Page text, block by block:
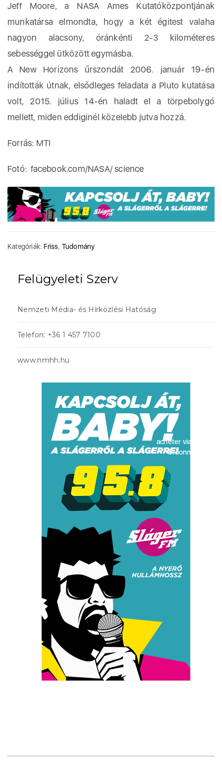
Jeff Moore, a NASA Ames Kutatóközpontjának
munkatársa elmondta, hogy a két égitest valaha
nagyon alacsony, óránkénti 2-3 kilométeres
sebességgel ütközött egymásba.
A New Horizons űrszondát 2006. január 19-én
indították útnak, elsődleges feladata a Pluto kutatása
volt, 2015. július 14-én haladt el a törpebolygó
mellett, miden eddiginél közelebb jutva hozzá.
Forrás: MTI
Fotó: facebook.com/NASA/ science
Kategóriák: Friss Tudomány
Felügyeleti Szerv
Nemzeti Média- és Hírközlési Hatóság
Telefon: +36 1 457 7100
www.nmhh.hu
acheter viagra sans
ordonnance